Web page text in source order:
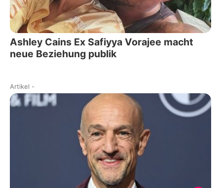
Ashley Cains Ex Safiyya Vorajee macht
neue Beziehung publik
Artikel -